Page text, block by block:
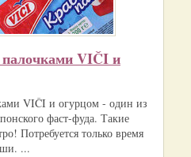
VIČI и
VIČI и огурцом - один из
фаст-фуда. Такие
Потребуется только время
...